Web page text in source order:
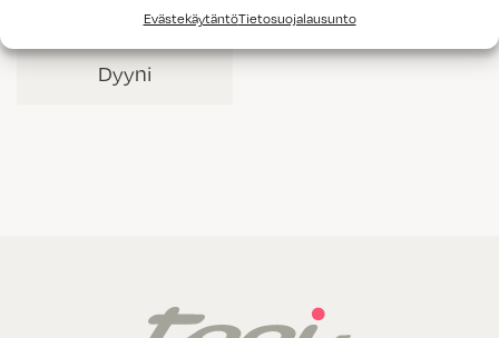
EvästekäytäntöTietosuojalausunto
Dyyni